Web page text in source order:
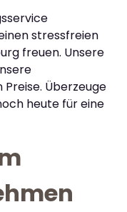
stressfreien
freuen. Unsere
Überzeuge
heute für eine